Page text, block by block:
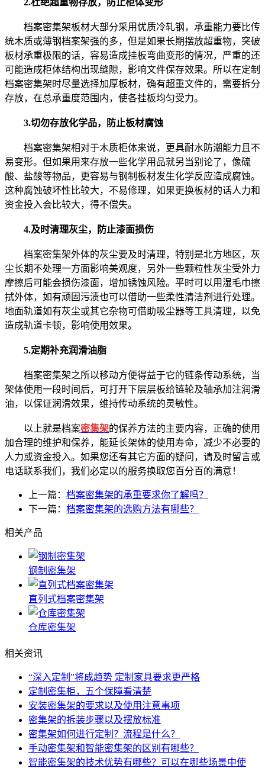
档案密集架板材大部分采用优质冷轧钢，承重能力要比传
统木质或薄钢档案架强的多，但是如果长期摆放超重物，突破
板材承重极限的话，容易造成挂板弯曲变形的情况，严重的还
可能造成柜体结构出现缝隙，影响文件保存效果。所以在定制
档案密集架时尽量选择加厚板材，确有超重文件的，需要拆分
存放，在总承重度范围内，使各挂板均匀受力。
3.切勿存放化学品，防止板材腐蚀
档案密集架相对于木质柜体来说，更具耐水防潮能力且不
易变形。但如果用来存放一些化学用品就另当别论了，像硫
酸、盐酸等物品，更容易与钢制板材发生化学反应造成腐蚀。
这种腐蚀破坏性比较大，不易修理，如果更换板材的话人力和
资金投入会比较大，得不偿失。
4.及时清理灰尘，防止漆面损伤
档案密集架外体的灰尘要及时清理，特别是北方地区，灰
尘长期不处理一方面影响美观度，另外一些颗粒性灰尘受外力
摩擦后可能会损伤漆面，增加锈蚀风险。平时可以用湿毛巾擦
拭外体，如有顽固污渍也可以借助一些柔性清洁剂进行处理。
地面轨道如有灰尘或其它杂物可借助吸尘器等工具清理，以免
造成轨道卡顿，影响使用效果。
5.定期补充润滑油脂
档案密集架之所以移动方便得益于它的链条传动系统，当
架体使用一段时间后，可打开下层层板给链轮及轴承加注润滑
油，以保证润滑效果，维持传动系统的灵敏性。
以上就是档案密集架的保养方法的主要内容，正确的使用
加合理的维护和保养，能延长架体的使用寿命，减少不必要的
人力或资金投入。如果您还有其它方面的疑问，请及时留言或
电话联系我们，我们必定以的服务换取您百分百的满意！
上一篇： 档案密集架的承重要求你了解吗？
下一篇： 档案密集架的选购方法有哪些？
相关产品
钢制密集架
直列式档案密集架
仓库密集架
相关资讯
“深入定制”将成趋势 定制家具要求更严格
定制密集柜，五个保障看清楚
安装密集架的要求以及使用注意事项
密集架的拆装步骤以及摆放标准
密集架如何进行定制？流程是什么？
手动密集架和智能密集架的区别有哪些？
智能密集架的技术优势有哪些？可以在哪些场景中使